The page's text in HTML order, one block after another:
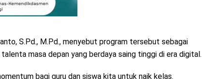
S.Pd., M.Pd., menyebut program tersebut sebagai
masa depan yang berdaya saing tinggi di era digital.
bagi guru dan siswa kita untuk naik kelas.